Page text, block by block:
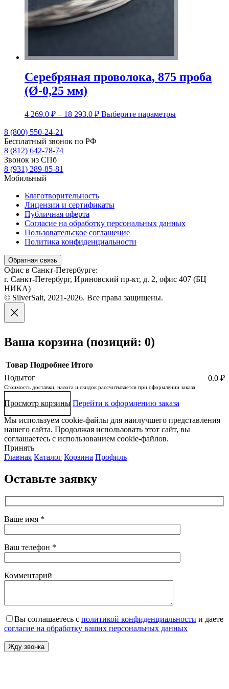
Серебряная проволока, 875 проба
(Ø-0,25 мм)
4 269.0 ₽ – 18 293.0 ₽Диапазон
Выберите параметрыЭтот
8 (800) 550-24-21
Бесплатный звонок по РФ
8 (812) 642-78-74
Звонок из СПб
8 (931) 289-85-81
Мобильный
Благотворительность
Лицензии и сертификаты
Публичная оферта
Согласие на обработку персональных данных
Пользовательское соглашение
Политика конфиденциальности
Обратная связь
Офис в Санкт-Петербурге:
г. Санкт-Петербург, Ириновский пр-кт, д. 2, офис 407 (БЦ
НИКА)
© SilverSalt, 2021-2026. Все права защищены.
Ваша корзина (позиций: 0)
Товары
в
корзине
Товар Подробнее Итого
Подытог
0.0 ₽
Стоимость доставки, налога и скидок рассчитывается при оформлении заказа.
Просмотр корзины Перейти к оформлению заказа
Мы используем cookie-файлы для наилучшего представления
нашего сайта. Продолжая использовать этот сайт, вы
соглашаетесь с использованием cookie-файлов.
Принять
Главная Каталог Корзина Профиль
Оставьте заявку
Ваше имя *
Ваш телефон *
Комментарий
Вы соглашаетесь с политикой конфиденциальности и даете
согласие на обработку ваших персональных данных